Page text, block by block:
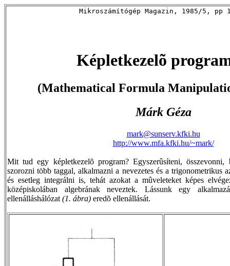
Mikroszámítógép Magazin, 1985/5, pp
Képletkezelõ
(Mathematical Formula
Márk Géza
mark@sunserv.kfki.hu
http://www.mfa.kfki.hu/~mark/
Mit tud egy képletkezelõ program? Egyszerûsíteni, összevonni,
szorozni több taggal, alkalmazni a nevezetes és a trigonometrikus
és esetleg integrálni is, tehát azokat a mûveleteket képes
középiskolában algebrának neveztek. Lássunk egy
ellenálláshálózat (1. ábra) eredõ ellenállását.